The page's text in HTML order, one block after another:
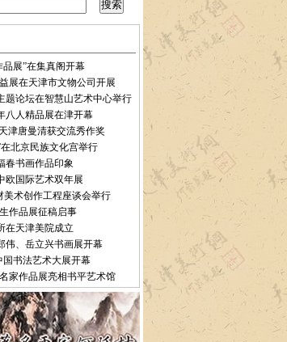
阿特空间版画展”参展作品欣赏 “今夜无眠”当代艺术展亮相成都当
品展”在集真阁开幕
展在天津市文物公司开展
题论坛在智慧山艺术中心举行
八人精品展在津开幕
津唐曼清获交流秀作奖
北京民族文化宫举行
书画作品印象
欧国际艺术双年展
美术创作工程座谈会举行
作品展征稿启事
在天津美院成立
、岳立兴书画展开幕
书法艺术大展开幕
家作品展亮相书平艺术馆